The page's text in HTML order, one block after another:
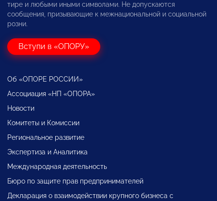
тире и любыми иными символами. Не допускаются
сообщения, призывающие к межнациональной и социальной
розни.
Вступи в «ОПОРУ»
Об «ОПОРЕ РОССИИ»
Ассоциация «НП «ОПОРА»
Новости
Комитеты и Комиссии
Региональное развитие
Экспертиза и Аналитика
Международная деятельность
Бюро по защите прав предпринимателей
Декларация о взаимодействии крупного бизнеса с